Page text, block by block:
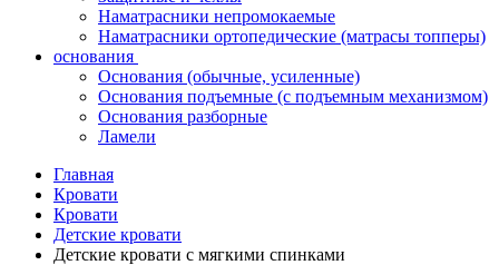
Наматрасники непромокаемые
Наматрасники ортопедические (матрасы топперы)
основания
Основания (обычные, усиленные)
Основания подъемные (с подъемным механизмом)
Основания разборные
Ламели
Главная
Кровати
Кровати
Детские кровати
Детские кровати с мягкими спинками